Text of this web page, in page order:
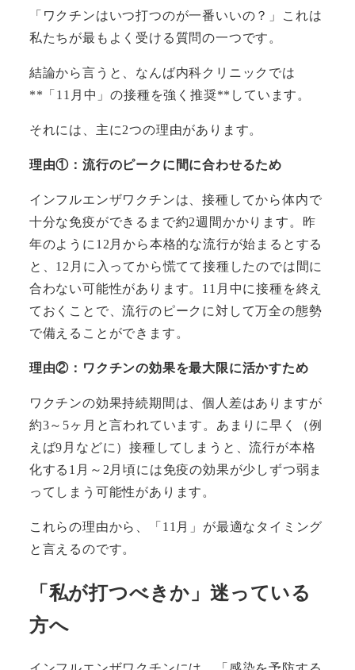
「ワクチンはいつ打つのが一番いいの？」これは
私たちが最もよく受ける質問の一つです。
結論から言うと、なんば内科クリニックでは
**「11月中」の接種を強く推奨**しています。
それには、主に2つの理由があります。
理由①：流行のピークに間に合わせるため
インフルエンザワクチンは、接種してから体内で
十分な免疫ができるまで約2週間かかります。昨
年のように12月から本格的な流行が始まるとする
と、12月に入ってから慌てて接種したのでは間に
合わない可能性があります。11月中に接種を終え
ておくことで、流行のピークに対して万全の態勢
で備えることができます。
理由②：ワクチンの効果を最大限に活かすため
ワクチンの効果持続期間は、個人差はありますが
約3～5ヶ月と言われています。あまりに早く（例
えば9月などに）接種してしまうと、流行が本格
化する1月～2月頃には免疫の効果が少しずつ弱ま
ってしまう可能性があります。
これらの理由から、「11月」が最適なタイミング
と言えるのです。
「私が打つべきか」迷っている
方へ